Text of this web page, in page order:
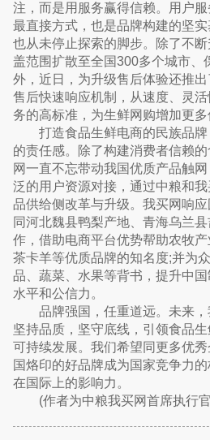
注，而是用服务赢得信赖。用户
最直接方式，也是品牌构建的坚
也从未停止探索的脚步。除了不
盖范围扩散至全国300多个城市、
外，近日，为升级售后体验还推
售后快速响应机制，从速度、灵
务的高标准，为生鲜网购增加更多
打造食品生鲜电商的民族品
的责任感。除了构建消费者信赖
网一直不忘带动我国优质产品触
泛的用户资源对接，通过中粮和
品供给侧改革与升级。我买网响
同河北魏县鸭梨产地、青海乌兰
作，借助电商平台优势帮助农牧产
茶卡羊等优质品牌的知名度;并为
品、蔬菜、水果等背书，提升中
水平和公信力。
品牌强国，任重道远。未来，
坚持品质，坚守底线，引领食品生
可持续发展。我们希望同更多优
国烙印的好品牌成为国家竞争力
在国际上的影响力。
(作者为中粮我买网首席执行